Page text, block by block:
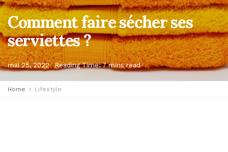
Comment faire sécher ses
serviettes ?
mai 25, 2022 Reading Time: 7 mins read
Home Lifestyle